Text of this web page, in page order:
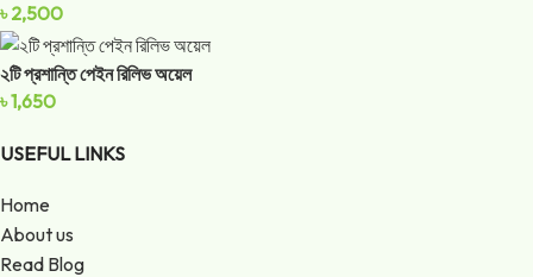
৳2,500
২টি প্রশান্তি পেইন রিলিভ অয়েল
৳1,650
USEFUL LINKS
Home
About us
Read Blog